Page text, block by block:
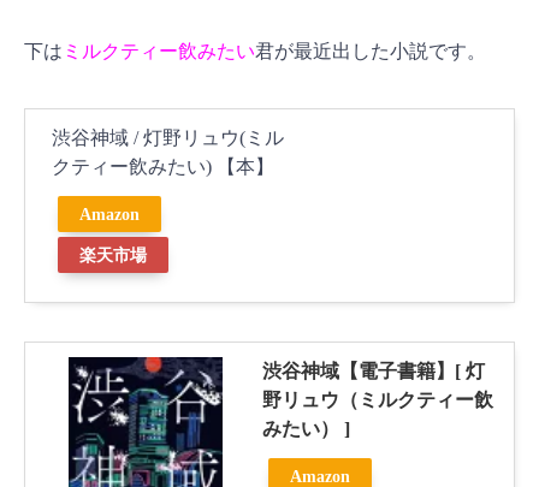
下は ミルクティー飲みたい君が最近出した小説です。
渋谷神域 / 灯野リュウ(ミル
クティー飲みたい) 【本】
Amazon
楽天市場
渋谷神域【電子書籍】[ 灯
野リュウ（ミルクティー飲
みたい） ]
Amazon